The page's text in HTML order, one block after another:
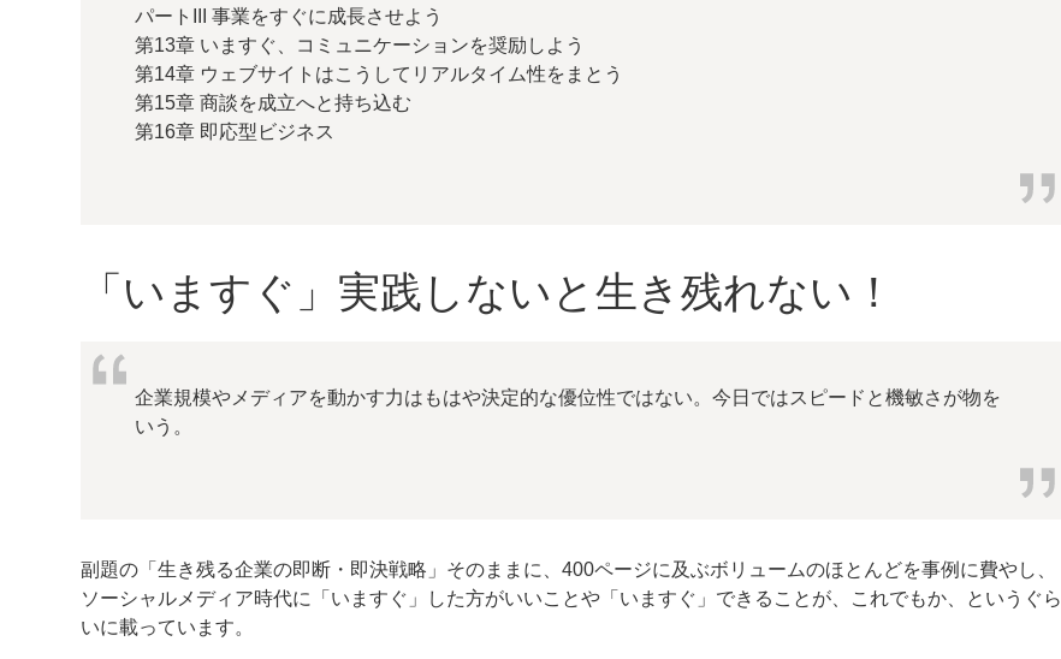
パートIII 事業をすぐに成長させよう
第13章 いますぐ、コミュニケーションを奨励しよう
第14章 ウェブサイトはこうしてリアルタイム性をまとう
第15章 商談を成立へと持ち込む
第16章 即応型ビジネス
「いますぐ」実践しないと生き残れない！
企業規模やメディアを動かす力はもはや決定的な優位性ではない。今日ではスピードと機敏さが物を
いう。
副題の「生き残る企業の即断・即決戦略」そのままに、400ページに及ぶボリュームのほとんどを事例に費やし、
ソーシャルメディア時代に「いますぐ」した方がいいことや「いますぐ」できることが、これでもか、というぐら
いに載っています。